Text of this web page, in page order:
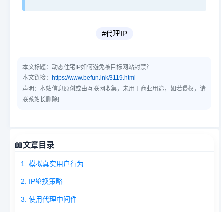
#代理IP
本文标题： 动态住宅IP如何避免被目标网站封禁？
本文链接： https://www.befun.ink/3119.html
声明：本站信息原创或由互联网收集，未用于商业用途，如若侵权，请
联系站长删除!
📖文章目录
1. 模拟真实用户行为
2. IP轮换策略
3. 使用代理中间件